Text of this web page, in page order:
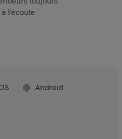
à l’écoute
Android